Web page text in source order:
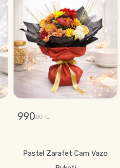
990,00 TL
Pastel Zarafet Cam Vazo